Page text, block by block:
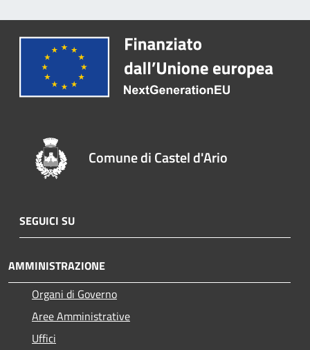
Comune di Castel d'Ario
SEGUICI SU
AMMINISTRAZIONE
Organi di Governo
Aree Amministrative
Uffici